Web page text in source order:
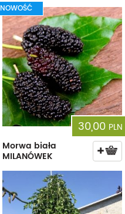
NOWOŚĆ
30,00 PLN
Morwa biała
MILANÓWEK